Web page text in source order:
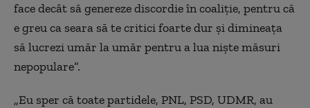
face decât să genereze discordie în coaliţie, pentru că
e greu ca seara să te critici foarte dur şi dimineaţa
să lucrezi umăr la umăr pentru a lua nişte măsuri
nepopulare”.
„Eu sper că toate partidele, PNL, PSD, UDMR, au